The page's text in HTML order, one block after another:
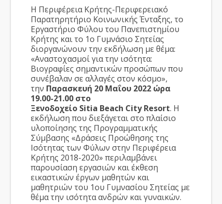
Η Περιφέρεια Κρήτης-Περιφερειακό
Παρατηρητήριο Κοινωνικής Ένταξης, το
Εργαστήριο Φύλου του Πανεπιστημίου
Κρήτης και το 1ο Γυμνάσιο Σητείας
διοργανώνουν την εκδήλωση με θέμα:
«Αναστοχασμοί για την ισότητα:
Βιογραφίες σημαντικών προσώπων που
συνέβαλαν σε αλλαγές στον κόσμο»,
την Παρασκευή 20 Μαΐου 2022 ώρα
19.00-21.00 στο
Ξενοδοχείο Sitia Beach City Resort. Η
εκδήλωση που διεξάγεται στο πλαίσιο
υλοποίησης της Προγραμματικής
Σύμβασης «Δράσεις Προώθησης της
Ισότητας των Φύλων στην Περιφέρεια
Κρήτης 2018-2020» περιλαμβάνει
παρουσίαση εργασιών και έκθεση
εικαστικών έργων μαθητών και
μαθητριών του 1ου Γυμνασίου Σητείας με
θέμα την ισότητα ανδρών και γυναικών.